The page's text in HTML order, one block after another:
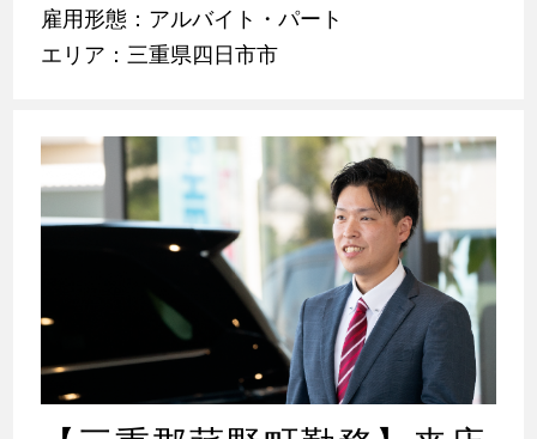
雇用形態：アルバイト・パート
エリア：三重県四日市市